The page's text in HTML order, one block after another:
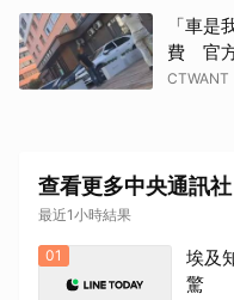
「車
費 官
CTWANT
查看更多中央通訊社
最近1小時結果
01
埃及
驚
取消